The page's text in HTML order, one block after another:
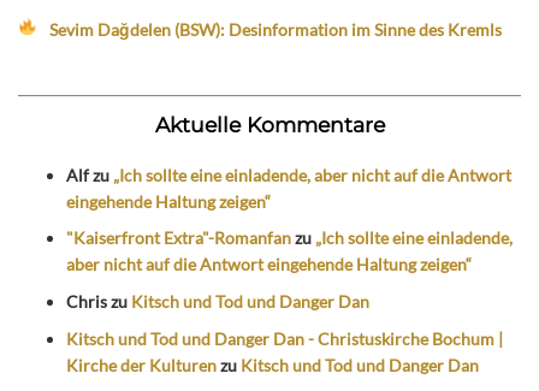
Sevim Dağdelen (BSW): Desinformation im Sinne des Kremls
Aktuelle Kommentare
Alfzu „Ich sollte eine einladende, aber nicht auf die Antwort
eingehende Haltung zeigen“
"Kaiserfront Extra"-Romanfanzu „Ich sollte eine einladende,
aber nicht auf die Antwort eingehende Haltung zeigen“
Chriszu Kitsch und Tod und Danger Dan
Kitsch und Tod und Danger Dan - Christuskirche Bochum |
Kirche der Kulturenzu Kitsch und Tod und Danger Dan